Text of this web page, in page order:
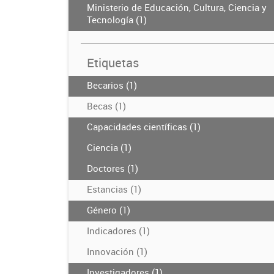
Ministerio de Educación, Cultura, Ciencia y
Tecnología (1)
Etiquetas
Becarios (1)
Becas (1)
Capacidades científicas (1)
Ciencia (1)
Doctores (1)
Estancias (1)
Género (1)
Indicadores (1)
Innovación (1)